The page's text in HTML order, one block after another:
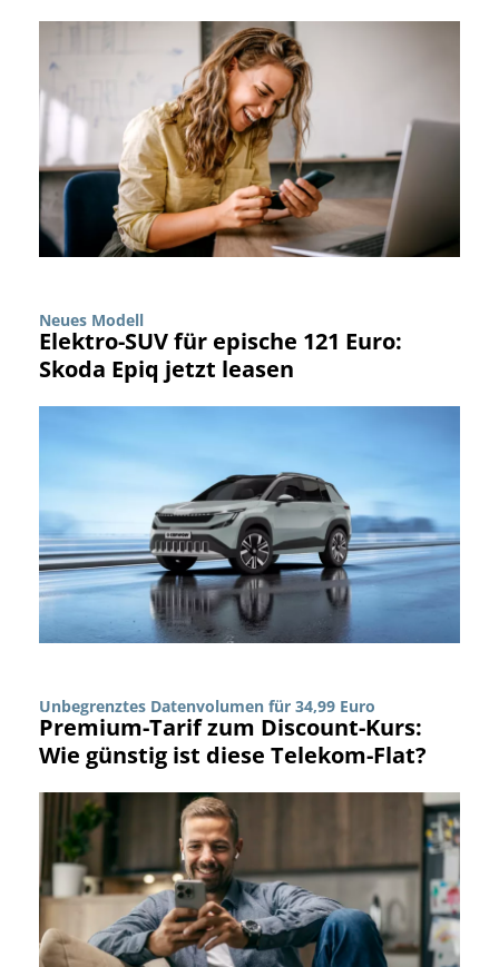
Neues Modell
Elektro-SUV für epische 121 Euro:
Skoda Epiq jetzt leasen
Unbegrenztes Datenvolumen für 34,99 Euro
Premium-Tarif zum Discount-Kurs:
Wie günstig ist diese Telekom-Flat?